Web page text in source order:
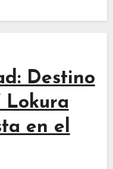
Destino
Lokura
en el